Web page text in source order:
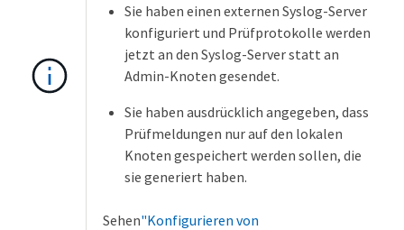
Sie haben einen externen Syslog-Server
konfiguriert und Prüfprotokolle werden
jetzt an den Syslog-Server statt an
Admin-Knoten gesendet.
Sie haben ausdrücklich angegeben, dass
Prüfmeldungen nur auf den lokalen
Knoten gespeichert werden sollen, die
sie generiert haben.
Sehen"Konfigurieren von